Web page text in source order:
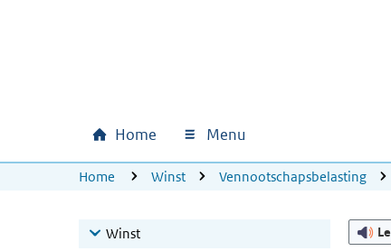
Hoofdnavigatie
Home Menu
U bevindt zich hier:
Home Winst Vennootschapsbelasting
Winst